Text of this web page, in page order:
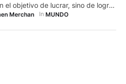
el objetivo de lucrar, sino de lograr
implicados en una
Merchan In MUNDO